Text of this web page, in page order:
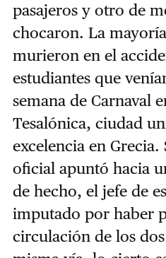
pasajeros y otro de
chocaron. La
murieron en el
estudiantes que
semana de Carnaval
Tesalónica, ciudad
excelencia en
oficial apuntó hacia
de hecho, el jefe de
imputado por haber
circulación de los